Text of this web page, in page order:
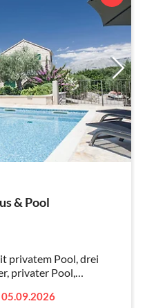
& Pool
privatem Pool, drei
privater Pool,
Parkplatz. Die